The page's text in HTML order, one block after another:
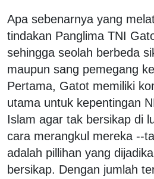
Apa sebenarnya yang
tindakan Panglima TNI
sehingga seolah berbeda
maupun sang pemegang
Pertama, Gatot memiliki
utama untuk kepentingan
Islam agar tak bersikap di
cara merangkul mereka --
adalah pillihan yang
bersikap. Dengan jumlah